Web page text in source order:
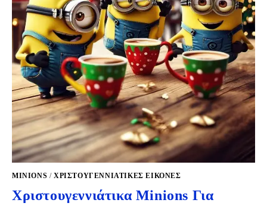
MINIONS /ΧΡΙΣΤΟΥΓΕΝΝΙΆΤΙΚΕΣ ΕΙΚΌΝΕΣ
Χριστουγεννιάτικα Minions Για